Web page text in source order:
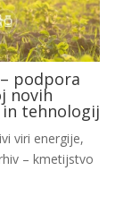
podpora
novih
tehnologij
viri energije,
– kmetijstvo